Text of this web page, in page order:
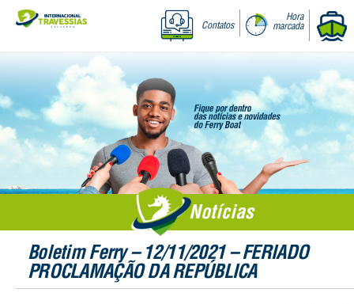
Contatos
Hora
marcada
Notícias
Boletim Ferry – 12/11/2021 – FERIADO
PROCLAMAÇÃO DA REPÚBLICA